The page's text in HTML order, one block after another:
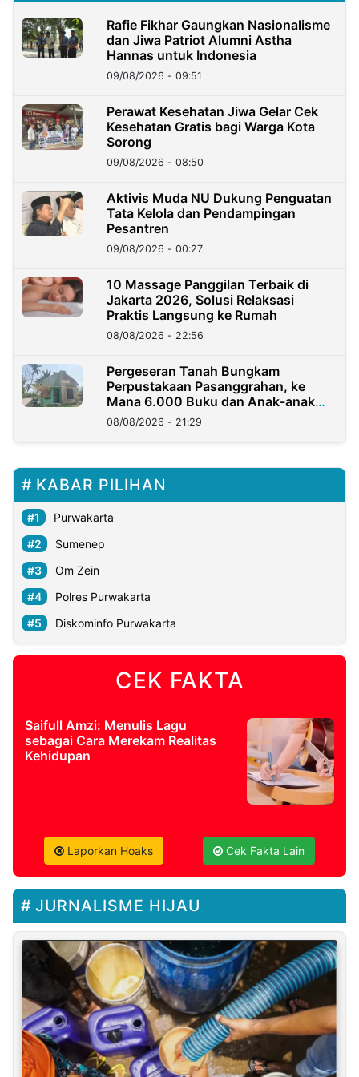
Rafie Fikhar Gaungkan Nasionalisme
dan Jiwa Patriot Alumni Astha
Hannas untuk Indonesia
09/08/2026 - 09:51
Perawat Kesehatan Jiwa Gelar Cek
Kesehatan Gratis bagi Warga Kota
Sorong
09/08/2026 - 08:50
Aktivis Muda NU Dukung Penguatan
Tata Kelola dan Pendampingan
Pesantren
09/08/2026 - 00:27
10 Massage Panggilan Terbaik di
Jakarta 2026, Solusi Relaksasi
Praktis Langsung ke Rumah
08/08/2026 - 22:56
Pergeseran Tanah Bungkam
Perpustakaan Pasanggrahan, ke
Mana 6.000 Buku dan Anak-anak
Kini?
08/08/2026 - 21:29
KABAR PILIHAN
Purwakarta
Sumenep
Om Zein
Polres Purwakarta
Diskominfo Purwakarta
CEK FAKTA
Saifull Amzi: Menulis Lagu
sebagai Cara Merekam Realitas
Kehidupan
Laporkan Hoaks Cek Fakta Lain
JURNALISME HIJAU